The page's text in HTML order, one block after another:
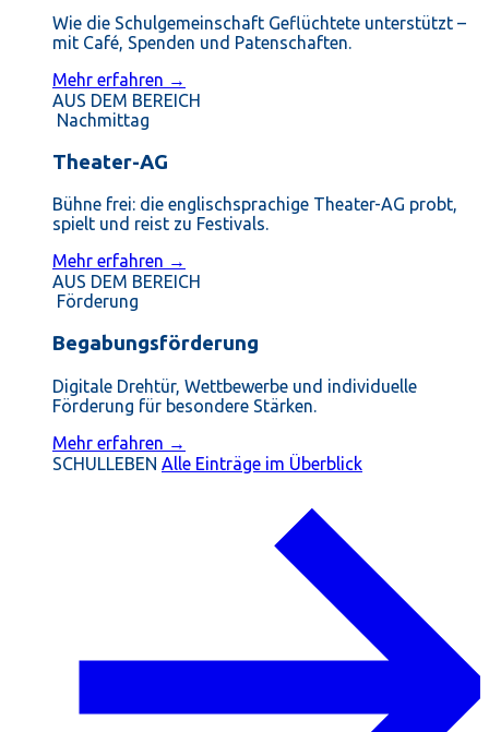
Wie die Schulgemeinschaft Geflüchtete unterstützt –
mit Café, Spenden und Patenschaften.
Mehr erfahren →
AUS DEM BEREICH
Nachmittag
Theater-AG
Bühne frei: die englischsprachige Theater-AG probt,
spielt und reist zu Festivals.
Mehr erfahren →
AUS DEM BEREICH
Förderung
Begabungsförderung
Digitale Drehtür, Wettbewerbe und individuelle
Förderung für besondere Stärken.
Mehr erfahren →
SCHULLEBEN Alle Einträge im Überblick